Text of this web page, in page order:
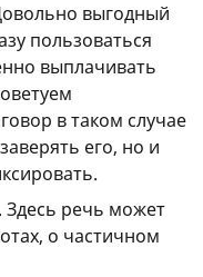
выгодный
пользоваться
выплачивать
в таком случае
его, но и
речь может
о частичном